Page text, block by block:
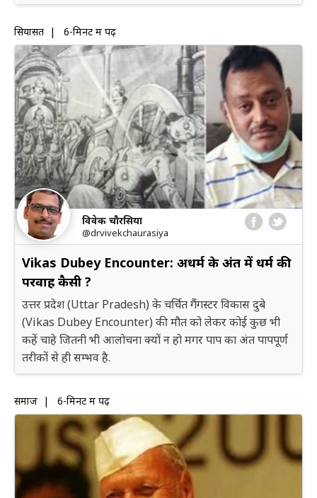
सियासत | 6-मिनट में पढ़ें
विवेक चौरसिया
@drvivekchaurasiya
Vikas Dubey Encounter: अधर्म के अंत में धर्म की
परवाह कैसी ?
उत्तर प्रदेश (Uttar Pradesh) के चर्चित गैंगस्टर विकास दुबे
(Vikas Dubey Encounter) की मौत को लेकर कोई कुछ भी
कहें चाहे जितनी भी आलोचना क्यों न हो मगर पाप का अंत पापपूर्ण
तरीकों से ही सम्भव है.
समाज | 6-मिनट में पढ़ें